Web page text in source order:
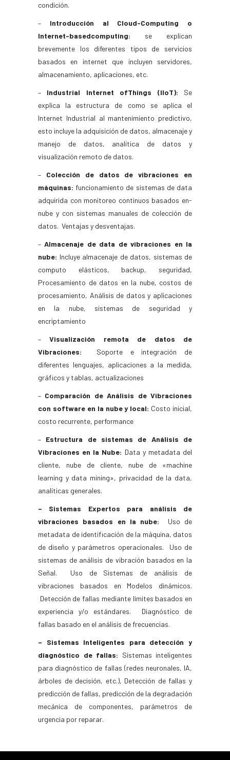
condición.
– Introducción al Cloud-Computing o
Internet-basedcomputing: se explican
brevemente los diferentes tipos de servicios
basados en internet que incluyen servidores,
almacenamiento, aplicaciones, etc.
– Industrial Internet ofThings (IIoT): Se
explica la estructura de como se aplica el
Internet Industrial al mantenimiento predictivo,
esto incluye la adquisición de datos, almacenaje y
manejo de datos, analítica de datos y
visualización remoto de datos.
– Colección de datos de vibraciones en
máquinas: funcionamiento de sistemas de data
adquirida con monitoreo continuos basados en-
nube y con sistemas manuales de colección de
datos. Ventajas y desventajas.
–Almacenaje de data de vibraciones en la
nube: Incluye almacenaje de datos, sistemas de
computo elásticos, backup, seguridad,
Procesamiento de datos en la nube, costos de
procesamiento, Análisis de datos y aplicaciones
en la nube, sistemas de seguridad y
encriptamiento
–Visualización remota de datos de
Vibraciones: Soporte e integración de
diferentes lenguajes, aplicaciones a la medida,
gráficos y tablas, actualizaciones
– Comparación de Análisis de Vibraciones
con software en la nube y local: Costo inicial,
costo recurrente, performance
– Estructura de sistemas de Análisis de
Vibraciones en la Nube: Data y metadata del
cliente, nube de cliente, nube de «machine
learning y data mining», privacidad de la data,
analíticas generales.
– Sistemas Expertos para análisis de
vibraciones basados en la nube: Uso de
metadata de identificación de la máquina, datos
de diseño y parámetros operacionales. Uso de
sistemas de análisis de vibración basados en la
Señal. Uso de Sistemas de análisis de
vibraciones basados en Modelos dinámicos.
Detección de fallas mediante límites basados en
experiencia y/o estándares. Diagnóstico de
fallas basado en el análisis de frecuencias.
– Sistemas Inteligentes para detección y
diagnóstico de fallas: Sistemas inteligentes
para diagnóstico de fallas (redes neuronales, IA,
árboles de decisión, etc.), Detección de fallas y
predicción de fallas, predicción de la degradación
mecánica de componentes, parámetros de
urgencia por reparar.